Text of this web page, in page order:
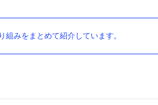
みをまとめて紹介しています。